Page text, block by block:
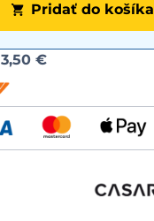
Pridať do košíka
3,50 €